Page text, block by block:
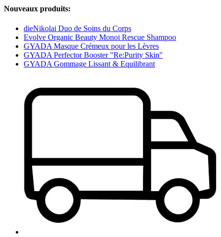
Nouveaux produits:
dieNikolai Duo de Soins du Corps
Evolve Organic Beauty Monoi Rescue Shampoo
GYADA Masque Crémeux pour les Lèvres
GYADA Perfector Booster "Re:Purity Skin"
GYADA Gommage Lissant & Equilibrant